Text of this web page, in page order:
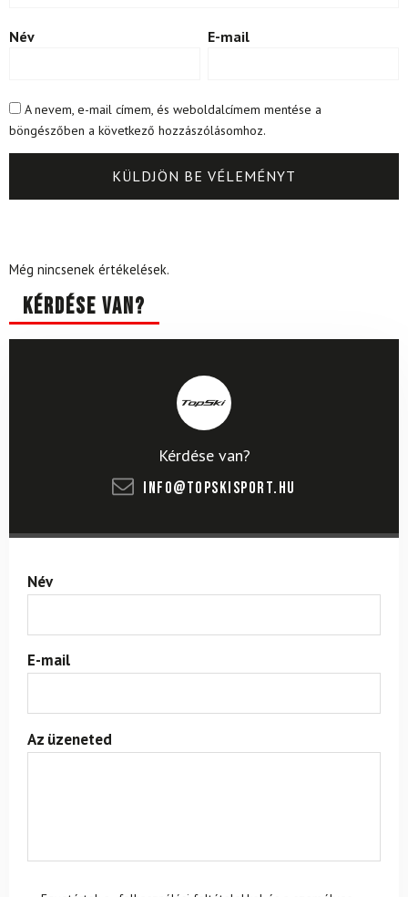
Név E-mail
A nevem, e-mail címem, és weboldalcímem mentése a
böngészőben a következő hozzászólásomhoz.
Még nincsenek értékelések.
Kérdése van?
Kérdése van?
info@topskisport.hu
Név
E-mail
Az üzeneted